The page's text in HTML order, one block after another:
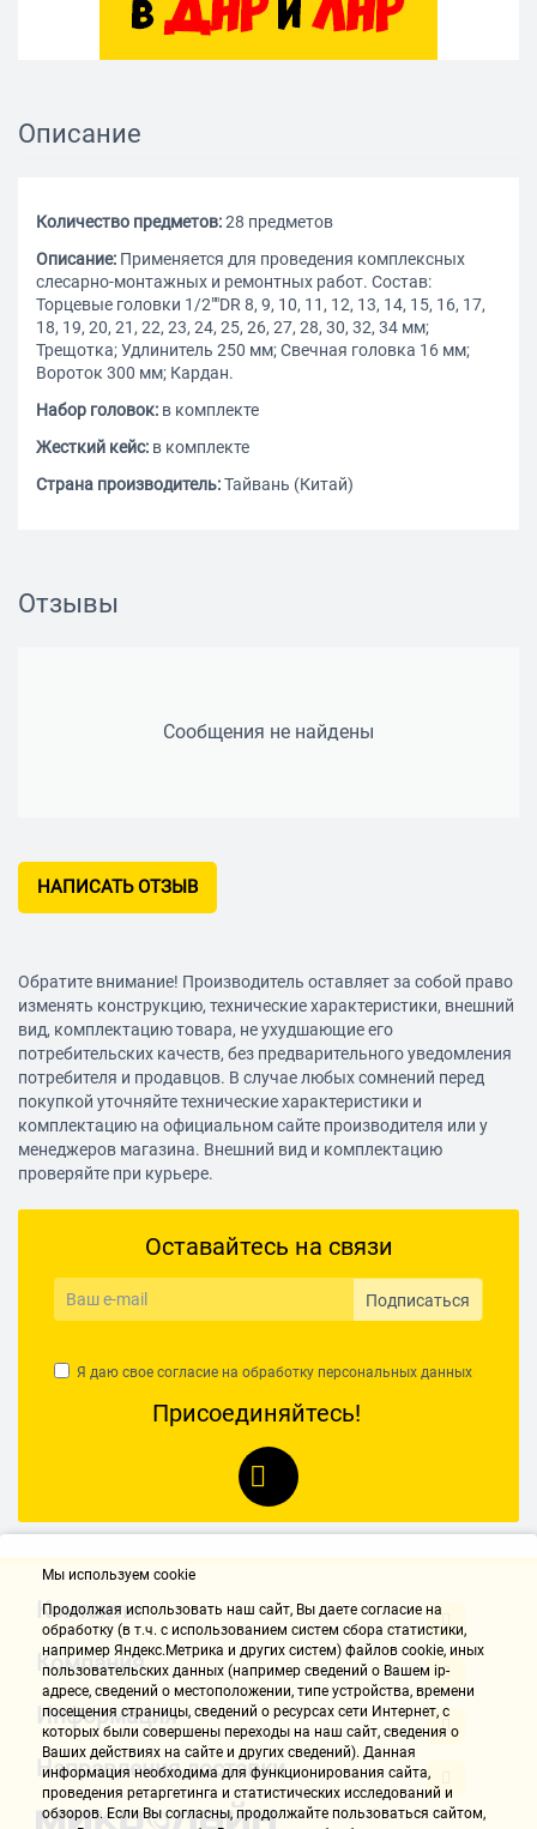
Описание
Количество предметов:28 предметов
Описание: Применяется для проведения комплексных
слесарно-монтажных и ремонтных работ. Состав:
Торцевые головки 1/2""DR 8, 9, 10, 11, 12, 13, 14, 15, 16, 17,
18, 19, 20, 21, 22, 23, 24, 25, 26, 27, 28, 30, 32, 34 мм;
Трещотка; Удлинитель 250 мм; Свечная головка 16 мм;
Вороток 300 мм; Кардан.
Набор головок: в комплекте
Жесткий кейс: в комплекте
Страна производитель:Тайвань (Китай)
Отзывы
Сообщения не найдены
НАПИСАТЬ ОТЗЫВ
Обратите внимание! Производитель оставляет за собой право
изменять конструкцию, технические характеристики, внешний
вид, комплектацию товара, не ухудшающие его
потребительских качеств, без предварительного уведомления
потребителя и продавцов. В случае любых сомнений перед
покупкой уточняйте технические характеристики и
комплектацию на официальном сайте производителя или у
менеджеров магазина. Внешний вид и комплектацию
проверяйте при курьере.
Оставайтесь на связи
Подписаться
Я даю свое согласие на обработку персональных данных
Присоединяйтесь!
Контакты
Компания
Информация
Направления доставки
Мы используем cookie
Продолжая использовать наш cайт, Вы даете согласие на
обработку (в т.ч. с использованием систем сбора статистики,
например Яндекс.Метрика и других систем) файлов cookie, иных
пользовательских данных (например сведений о Вашем ip-
адресе, сведений о местоположении, типе устройства, времени
посещения страницы, сведений о ресурсах сети Интернет, с
которых были совершены переходы на наш сайт, сведения о
Ваших действиях на сайте и других сведений). Данная
информация необходима для функционирования сайта,
проведения ретаргетинга и статистических исследований и
обзоров. Если Вы согласны, продолжайте пользоваться сайтом,